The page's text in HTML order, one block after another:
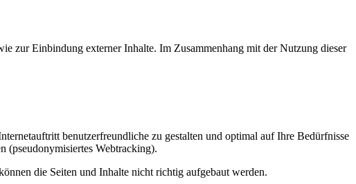
zur Einbindung externer Inhalte. Im Zusammenhang mit der Nutzung dieser
benutzerfreundliche zu gestalten und optimal auf Ihre Bedürfnisse
(pseudonymisiertes Webtracking).
die Seiten und Inhalte nicht richtig aufgebaut werden.